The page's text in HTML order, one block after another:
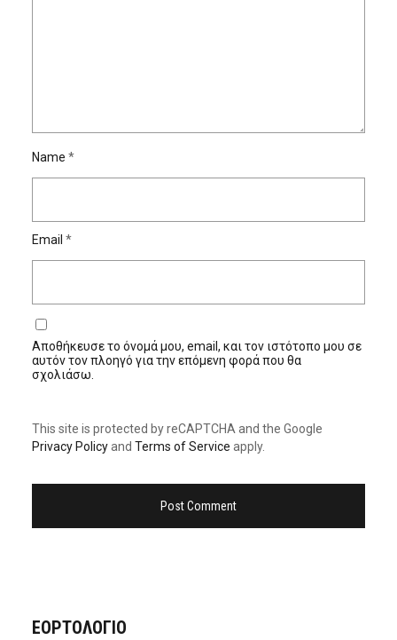
Name *
Email *
Αποθήκευσε το όνομά μου, email, και τον ιστότοπο μου σε
αυτόν τον πλοηγό για την επόμενη φορά που θα
σχολιάσω.
This site is protected by reCAPTCHA and the Google
Privacy Policyand Terms of Service apply.
ΕΟΡΤΟΛΟΓΙΟ